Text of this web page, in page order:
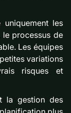
les
le processus de
Les équipes
variations
risques et
la gestion des